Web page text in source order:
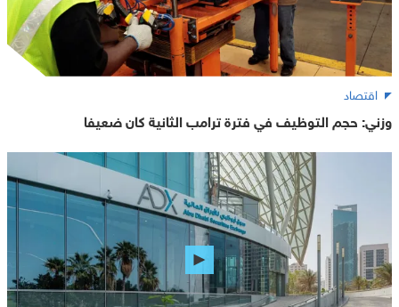
اقتصاد
وزني: حجم التوظيف في فترة ترامب الثانية كان ضعيفا